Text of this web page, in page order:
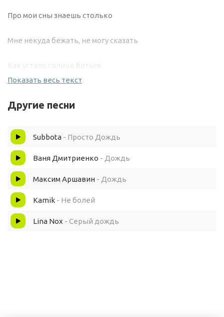
Про мои сны знаешь столько
Мне некуда бежать, не могу сказать
Как устало солнце биться
А я и не знала как люблю дождь
Туман в городе моём серый
Он цвета глаз твоих цвета волос
И имя серое твоё дождь
Показать весь текст
Другие песни
Subbota - Просто Дождь
Ваня Дмитриенко - Дождь
Максим Аршавин - Дождь
Kamik - Не болей
Lina Nox - Серый дождь